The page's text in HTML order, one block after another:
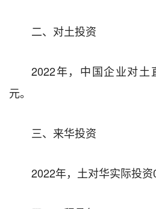
二、对土投资
2022年，中国企业对土
元。
三、 来华投资
2022年，土对华实际投资